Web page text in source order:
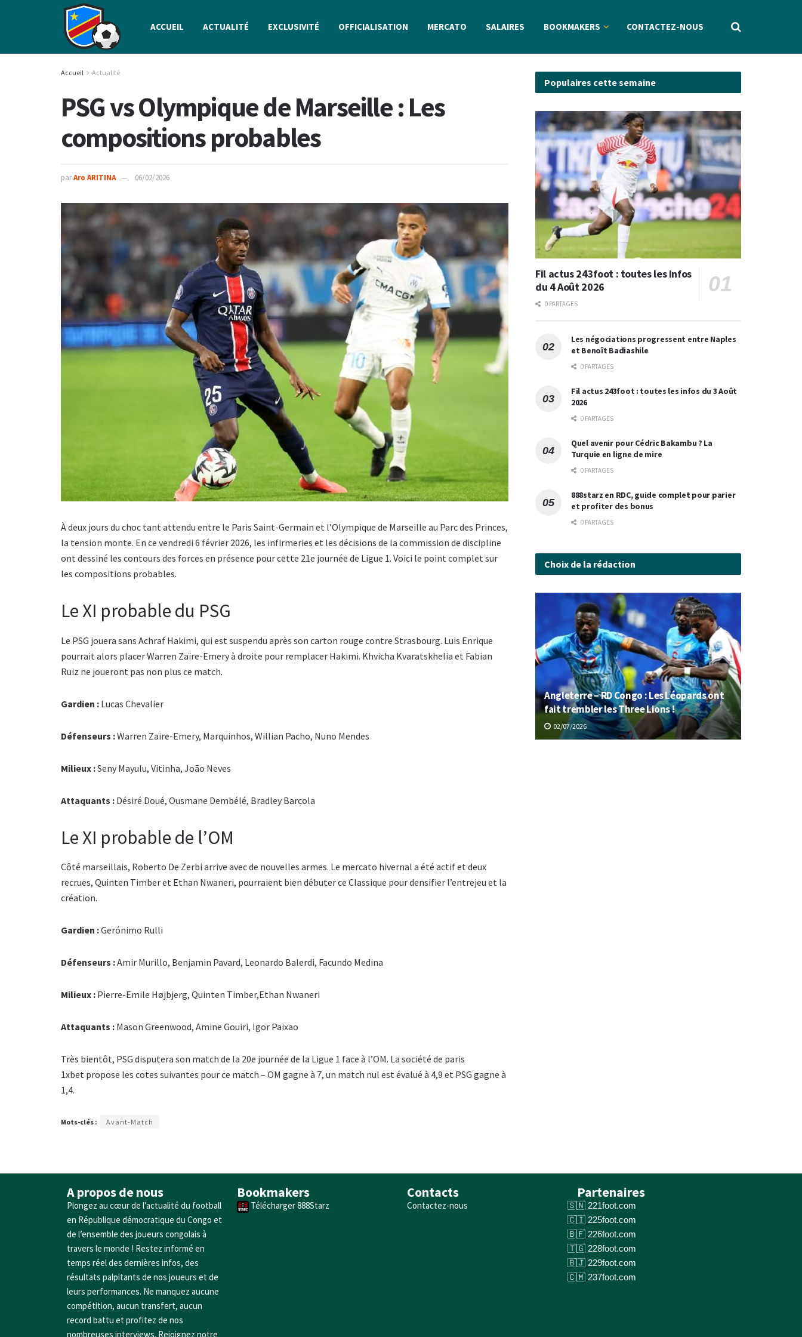
ACCUEIL ACTUALITÉ EXCLUSIVITÉ OFFICIALISATION MERCATO SALAIRES BOOKMAKERS CONTACTEZ-NOUS
Accueil Actualité
PSG vs Olympique de Marseille : Les
compositions probables
parAro ARITINA 06/02/2026
À deux jours du choc tant attendu entre le Paris Saint-Germain et l’Olympique de Marseille au Parc des Princes,
la tension monte. En ce vendredi 6 février 2026, les infirmeries et les décisions de la commission de discipline
ont dessiné les contours des forces en présence pour cette 21e journée de Ligue 1. Voici le point complet sur
les compositions probables.
Le XI probable du PSG
Le PSG jouera sans Achraf Hakimi, qui est suspendu après son carton rouge contre Strasbourg. Luis Enrique
pourrait alors placer Warren Zaïre-Emery à droite pour remplacer Hakimi. Khvicha Kvaratskhelia et Fabian
Ruiz ne joueront pas non plus ce match.
Gardien : Lucas Chevalier
Défenseurs :Warren Zaïre-Emery, Marquinhos, Willian Pacho, Nuno Mendes
Milieux :Seny Mayulu, Vitinha, João Neves
Attaquants : Désiré Doué, Ousmane Dembélé, Bradley Barcola
Le XI probable de l’OM
Côté marseillais, Roberto De Zerbi arrive avec de nouvelles armes. Le mercato hivernal a été actif et deux
recrues, Quinten Timber et Ethan Nwaneri, pourraient bien débuter ce Classique pour densifier l’entrejeu et la
création.
Gardien :Gerónimo Rulli
Défenseurs :Amir Murillo, Benjamin Pavard, Leonardo Balerdi, Facundo Medina
Milieux : Pierre-Emile Højbjerg, Quinten Timber,Ethan Nwaneri
Attaquants : Mason Greenwood, Amine Gouiri, Igor Paixao
Très bientôt, PSG disputera son match de la 20e journée de la Ligue 1 face à l’OM. La société de paris
1xbet propose les cotes suivantes pour ce match – OM gagne à 7, un match nul est évalué à 4,9 et PSG gagne à
1,4.
Mots-clés : Avant-Match
Populaires cette semaine
Fil actus 243foot : toutes les infos
du 4 Août 2026
0 PARTAGES
Les négociations progressent entre Naples
et Benoît Badiashile
0 PARTAGES
Fil actus 243foot : toutes les infos du 3 Août
2026
0 PARTAGES
Quel avenir pour Cédric Bakambu ? La
Turquie en ligne de mire
0 PARTAGES
888starz en RDC, guide complet pour parier
et profiter des bonus
0 PARTAGES
Choix de la rédaction
Angleterre – RD Congo : Les Léopards ont
fait trembler les Three Lions !
02/07/2026
A propos de nous
Plongez au cœur de l’actualité du football
en République démocratique du Congo et
de l’ensemble des joueurs congolais à
travers le monde ! Restez informé en
temps réel des dernières infos, des
résultats palpitants de nos joueurs et de
leurs performances. Ne manquez aucune
compétition, aucun transfert, aucun
record battu et profitez de nos
nombreuses interviews. Rejoignez notre
Bookmakers
Télécharger 888Starz
Contacts
Contactez-nous
Partenaires
221foot.com
225foot.com
226foot.com
228foot.com
229foot.com
237foot.com